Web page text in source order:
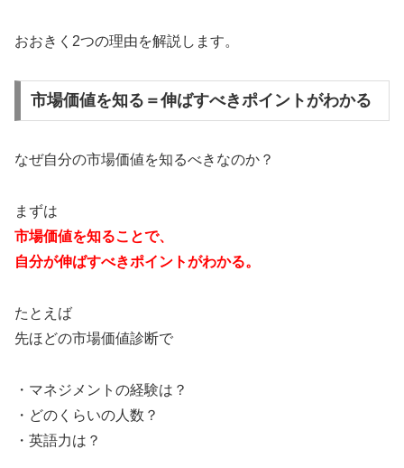
おおきく2つの理由を解説します。
市場価値を知る＝伸ばすべきポイントがわかる
なぜ自分の市場価値を知るべきなのか？
まずは
市場価値を知ることで、
自分が伸ばすべきポイントがわかる。
たとえば
先ほどの市場価値診断で
・マネジメントの経験は？
・どのくらいの人数？
・英語力は？